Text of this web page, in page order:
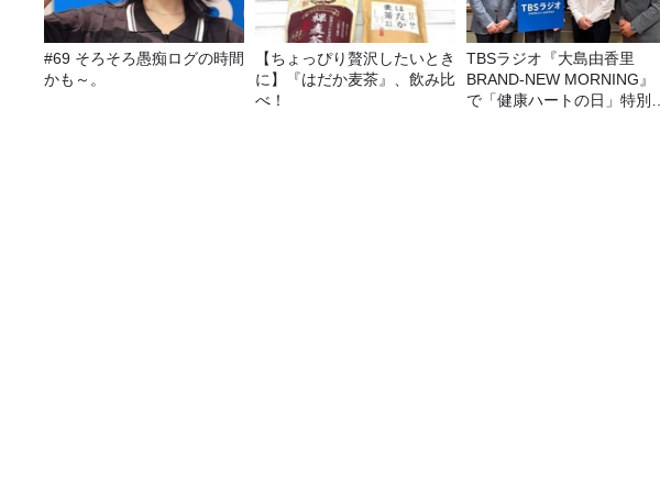
#69 そろそろ愚痴ログの時間
かも～。
【ちょっぴり贅沢したいとき
に】『はだか麦茶』、飲み比
べ！
TBSラジオ『大島由香里
BRAND-NEW MORNING』
で「健康ハートの日」特別企